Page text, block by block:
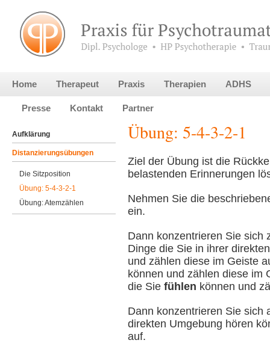
Home Therapeut Praxis Therapien ADHS
Presse Kontakt Partner
Aufklärung
Distanzierungsübungen
Die Sitzposition
Übung: 5-4-3-2-1
Übung: Atemzählen
Übung: 5-4-3-2-1
Ziel der Übung ist die
belastenden Erinnerungen
Nehmen Sie die
ein.
Dann konzentrieren Sie sich
Dinge die Sie in ihrer
und zählen diese im Geiste
können und zählen diese im
die Sie fühlen können und
Dann konzentrieren Sie sich
direkten Umgebung hören
auf.